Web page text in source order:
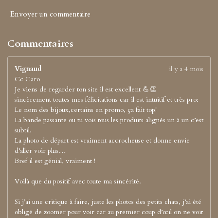
Envoyer un commentaire
Commentaires
Vignaud
il y a 4 mois
Cc Caro
Je viens de regarder ton site il est excellent 💪👏
sincèrement toutes mes félicitations car il est intuitif et très pro:
Le nom des bijoux,certains en promo, ça fait top!
La bande passante ou tu vois tous les produits alignés un à un c’est
subtil.
La photo de départ est vraiment accrocheuse et donne envie
d’aller voir plus…
Bref il est génial, vraiment !
Voilà que du positif avec toute ma sincérité.
Si j’ai une critique à faire, juste les photos des petits chats, j’ai été
obligé de zoomer pour voir car au premier coup d’œil on ne voit